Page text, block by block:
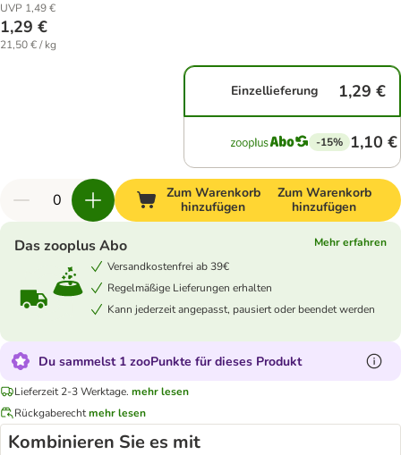
UVP 1,49 €
1,29 €
21,50 € / kg
Einzellieferung 1,29 €
-15% 1,10 €
Zum Warenkorb
hinzufügen
Zum Warenkorb
hinzufügen
Das zooplus Abo
Mehr erfahren
Versandkostenfrei ab 39€
Regelmäßige Lieferungen erhalten
Kann jederzeit angepasst, pausiert oder beendet werden
Du sammelst 1 zooPunkte für dieses Produkt
Lieferzeit 2-3 Werktage. mehr lesen
Rückgaberechtmehr lesen
Kombinieren Sie es mit